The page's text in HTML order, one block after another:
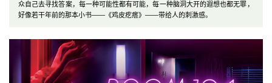
众自己去寻找答案，每一种可能性都有可能，每一种脑洞大开的遐想也都无罪，
好像若干年前的那本小书——《鸡皮疙瘩》——带给人的刺激感。